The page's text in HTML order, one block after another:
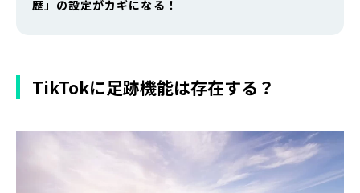
歴」の設定がカギになる！
TikTokに足跡機能は存在する？